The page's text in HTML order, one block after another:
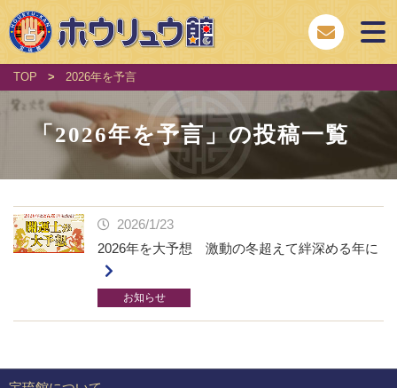
TOP > 2026年を予言
「2026年を予言」の投稿一覧
2026/1/23
2026年を大予想 激動の冬超えて絆深める年に
お知らせ